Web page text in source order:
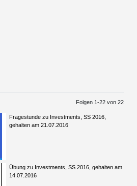
Folgen 1-22von 22
Fragestunde zu Investments, SS 2016,
gehalten am 21.07.2016
Übung zu Investments, SS 2016, gehalten am
14.07.2016